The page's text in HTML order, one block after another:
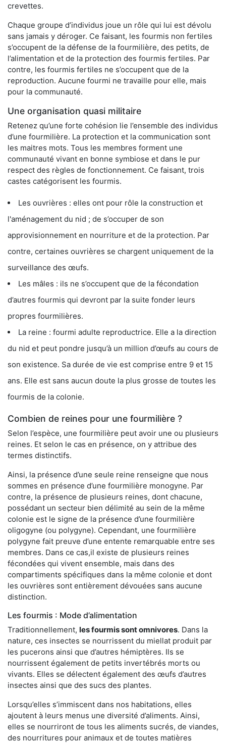
crevettes.
Chaque groupe d’individus joue un rôle qui lui est dévolu
sans jamais y déroger. Ce faisant, les fourmis non fertiles
s’occupent de la défense de la fourmilière, des petits, de
l’alimentation et de la protection des fourmis fertiles. Par
contre, les fourmis fertiles ne s’occupent que de la
reproduction. Aucune fourmi ne travaille pour elle, mais
pour la communauté.
Une organisation quasi militaire
Retenez qu’une forte cohésion lie l’ensemble des individus
d’une fourmilière. La protection et la communication sont
les maitres mots. Tous les membres forment une
communauté vivant en bonne symbiose et dans le pur
respect des règles de fonctionnement. Ce faisant, trois
castes catégorisent les fourmis.
Les ouvrières : elles ont pour rôle la construction et
l'aménagement du nid ; de s’occuper de son
approvisionnement en nourriture et de la protection. Par
contre, certaines ouvrières se chargent uniquement de la
surveillance des œufs.
Les mâles : ils ne s’occupent que de la fécondation
d’autres fourmis qui devront par la suite fonder leurs
propres fourmilières.
La reine : fourmi adulte reproductrice. Elle a la direction
du nid et peut pondre jusqu’à un million d’œufs au cours de
son existence. Sa durée de vie est comprise entre 9 et 15
ans. Elle est sans aucun doute la plus grosse de toutes les
fourmis de la colonie.
Combien de reines pour une fourmilière ?
Selon l’espèce, une fourmilière peut avoir une ou plusieurs
reines. Et selon le cas en présence, on y attribue des
termes distinctifs.
Ainsi, la présence d’une seule reine renseigne que nous
sommes en présence d’une fourmilière monogyne. Par
contre, la présence de plusieurs reines, dont chacune,
possédant un secteur bien délimité au sein de la même
colonie est le signe de la présence d’une fourmilière
oligogyne (ou polygyne). Cependant, une fourmilière
polygyne fait preuve d’une entente remarquable entre ses
membres. Dans ce cas,il existe de plusieurs reines
fécondées qui vivent ensemble, mais dans des
compartiments spécifiques dans la même colonie et dont
les ouvrières sont entièrement dévouées sans aucune
distinction.
Les fourmis : Mode d’alimentation
Traditionnellement, les fourmis sont omnivores. Dans la
nature, ces insectes se nourrissent du miellat produit par
les pucerons ainsi que d’autres hémiptères. Ils se
nourrissent également de petits invertébrés morts ou
vivants. Elles se délectent également des œufs d’autres
insectes ainsi que des sucs des plantes.
Lorsqu’elles s’immiscent dans nos habitations, elles
ajoutent à leurs menus une diversité d’aliments. Ainsi,
elles se nourriront de tous les aliments sucrés, de viandes,
des nourritures pour animaux et de toutes matières